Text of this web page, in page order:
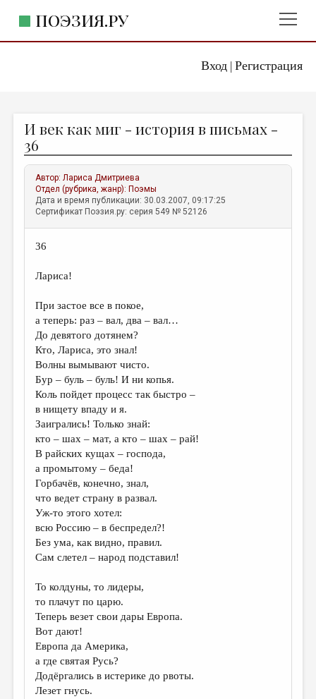
Вход| Регистрация
ПОЭЗИЯ.РУ
ЖАНРЫ
АВТОРЫ
КОММЕНТАРИИ
ЛИТСАЛОН
ИЗБРАННОЕ
ДАЙДЖЕСТ
ПРОИЗВЕДЕНИЯ
ПЕРЕВОДЫ
КОНКУРСЫ
ДЕТСКАЯ КОМНАТА
КНИЖНАЯ ПОЛКА
ОБЗОР ЛИТЕРАТУРЫ
СТРАНИЦЫ ПАМЯТИ
ОБЪЯВЛЕНИЯ
РЕДКОЛЛЕГИЯ
ОТ РЕДАКЦИИ
МАЛАЯ ПРОЗА
ЭССЕИСТИКА
ЛИТЕРАТУРОВЕДЕНИЕ
И век как миг - история в письмах -
36
Автор:Лариса Дмитриева
Отдел (рубрика, жанр): Поэмы
Дата и время публикации: 30.03.2007, 09:17:25
Сертификат Поэзия.ру: серия 549 № 52126
36
Лариса!
При застое все в покое,
а теперь: раз – вал, два – вал…
До девятого дотянем?
Кто, Лариса, это знал!
Волны вымывают чисто.
Бур – буль – буль! И ни копья.
Коль пойдет процесс так быстро –
в нищету впаду и я.
Заигрались! Только знай:
кто – шах – мат, а кто – шах – рай!
В райских кущах – господа,
а промытому – беда!
Горбачёв, конечно, знал,
что ведет страну в развал.
Уж-то этого хотел:
всю Россию – в беспредел?!
Без ума, как видно, правил.
Сам слетел – народ подставил!
То колдуны, то лидеры,
то плачут по царю.
Теперь везет свои дары Европа.
Вот дают!
Европа да Америка,
а где святая Русь?
Додёргались в истерике до рвоты.
Лезет гнусь.